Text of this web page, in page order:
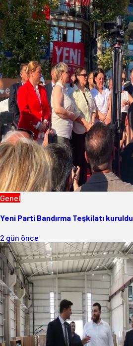
Genel
Yeni Parti Bandırma Teşkilatı kuruldu
2 gün önce